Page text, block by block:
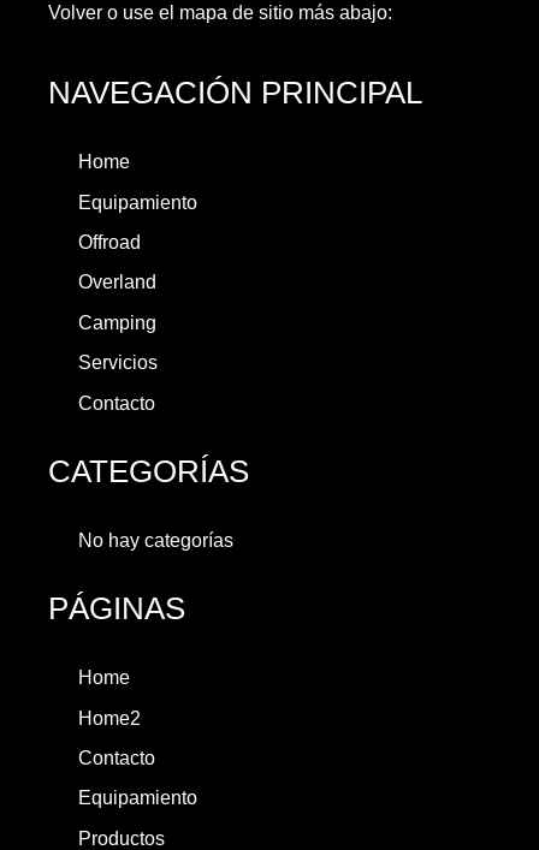
Volver o use el mapa de sitio más abajo:
NAVEGACIÓN PRINCIPAL
Home
Equipamiento
Offroad
Overland
Camping
Servicios
Contacto
CATEGORÍAS
No hay categorías
PÁGINAS
Home
Home2
Contacto
Equipamiento
Productos